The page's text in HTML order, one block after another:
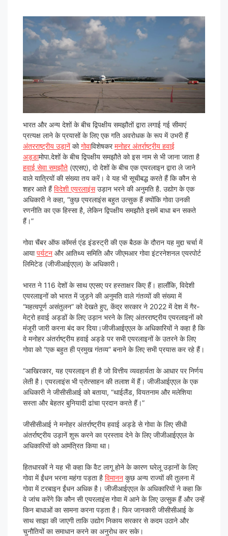
भारत और अन्य देशों के बीच द्विपक्षीय समझौतों द्वारा लगाई गई सीमाएं
प्रत्यक्ष लाने के प्रयासों के लिए एक गति अवरोधक के रूप में उभरी हैं
अंतरराष्ट्रीय उड़ानें कोगोवाविशेषकरमनोहर अंतर्राष्ट्रीय हवाई
अड्डामोपा.देशों के बीच द्विपक्षीय समझौते को इस नाम से भी जाना जाता है
हवाई सेवा समझौते (एएसए), दो देशों के बीच एक एयरलाइन द्वारा ले जाने
वाले यात्रियों की संख्या तय करें। वे यह भी सूचीबद्ध करते हैं कि कौन से
शहर आते हैंविदेशी एयरलाइंसउड़ान भरने की अनुमति है. उद्योग के एक
अधिकारी ने कहा, “कुछ एयरलाइंस बहुत उत्सुक हैं क्योंकि गोवा उनकी
रणनीति का एक हिस्सा है, लेकिन द्विपक्षीय समझौते इसमें बाधा बन सकते
हैं।”
गोवा चैंबर ऑफ कॉमर्स एंड इंडस्ट्री की एक बैठक के दौरान यह मुद्दा चर्चा में
आयापर्यटन और आतिथ्य समिति और जीएमआर गोवा इंटरनेशनल एयरपोर्ट
लिमिटेड (जीजीआईएएल) के अधिकारी।
भारत ने 116 देशों के साथ एएसए पर हस्ताक्षर किए हैं। हालाँकि, विदेशी
एयरलाइनों को भारत में जुड़ने की अनुमति वाले गंतव्यों की संख्या में
“महत्वपूर्ण असंतुलन” को देखते हुए, केंद्र सरकार ने 2022 में देश में गैर-
मेट्रो हवाई अड्डों के लिए उड़ान भरने के लिए अंतरराष्ट्रीय एयरलाइनों को
मंजूरी जारी करना बंद कर दिया।जीजीआईएएल के अधिकारियों ने कहा है कि
वे मनोहर अंतर्राष्ट्रीय हवाई अड्डे पर सभी एयरलाइनों के उतरने के लिए
गोवा को “एक बहुत ही प्रमुख गंतव्य” बनाने के लिए सभी प्रयास कर रहे हैं।
“आखिरकार, यह एयरलाइन ही है जो वित्तीय व्यवहार्यता के आधार पर निर्णय
लेती है। एयरलाइंस भी प्रोत्साहन की तलाश में हैं। जीजीआईएएल के एक
अधिकारी ने जीसीसीआई को बताया, “थाईलैंड, वियतनाम और मलेशिया
सस्ता और बेहतर बुनियादी ढांचा प्रदान करते हैं।”
जीसीसीआई ने मनोहर अंतर्राष्ट्रीय हवाई अड्डे से गोवा के लिए सीधी
अंतर्राष्ट्रीय उड़ानें शुरू करने का प्रस्ताव देने के लिए जीजीआईएएल के
अधिकारियों को आमंत्रित किया था।
हितधारकों ने यह भी कहा कि वैट लागू होने के कारण घरेलू उड़ानों के लिए
गोवा में ईंधन भरना महंगा पड़ता है विमानन कुछ अन्य राज्यों की तुलना में
गोवा में टरबाइन ईंधन अधिक है। जीजीआईएएल के अधिकारियों ने कहा कि
वे जांच करेंगे कि कौन सी एयरलाइंस गोवा में आने के लिए उत्सुक हैं और उन्हें
किन बाधाओं का सामना करना पड़ता है। फिर जानकारी जीसीसीआई के
साथ साझा की जाएगी ताकि उद्योग निकाय सरकार से कदम उठाने और
चुनौतियों का समाधान करने का अनुरोध कर सके।